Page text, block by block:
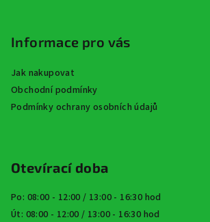
Informace pro vás
Jak nakupovat
Obchodní podmínky
Podmínky ochrany osobních údajů
Otevírací doba
Po: 08:00 - 12:00 / 13:00 - 16:30 hod
Út: 08:00 - 12:00 / 13:00 - 16:30 hod